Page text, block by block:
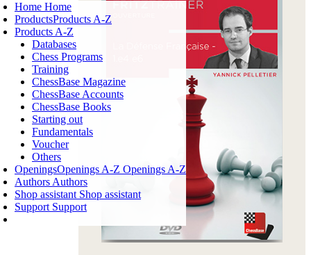
Home Home
ProductsProducts A-Z
Products A-Z
Databases
Chess Programs
Training
ChessBase Magazine
ChessBase Accounts
ChessBase Books
Starting out
Fundamentals
Voucher
Others
OpeningsOpenings A-Z Openings A-Z
Authors Authors
Shop assistant Shop assistant
Support Support
Login
SHOPPING CART